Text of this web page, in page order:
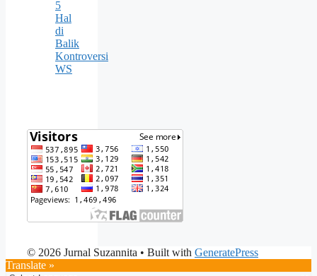
5
Hal
di
Balik
Kontroversi
WS
© 2026 Jurnal Suzannita • Built with GeneratePress
Translate »